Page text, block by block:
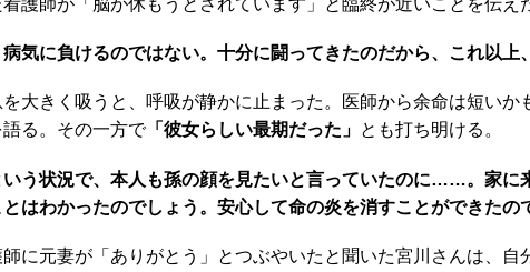
護師が「脳が休もうとされています」と臨終が近いことを伝え
気に負けるのではない。十分に闘ってきたのだから、これ以
大きく吸うと、呼吸が静かに止まった。医師から余命は短い
る。その一方で「彼女らしい最期だった」 とも打ち明ける。
う状況で、本人も孫の顔を見たいと言っていたのに……。家
はわかったのでしょう。安心して命の炎を消すことができたの
に元妻が「ありがとう」とつぶやいたと聞いた宮川さんは、